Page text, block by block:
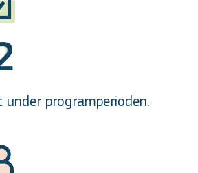
programperioden.